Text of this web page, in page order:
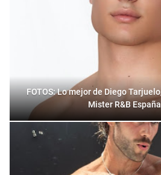
FOTOS: Lo mejor de Diego
Mister R&B